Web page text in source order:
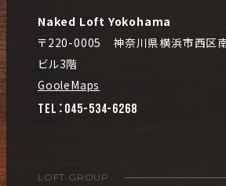
Naked Loft Yokohama
〒220-0005 神奈川県横浜市西区
ビル3階
GooleMaps
TEL：045-534-6268
LOFT GROUP